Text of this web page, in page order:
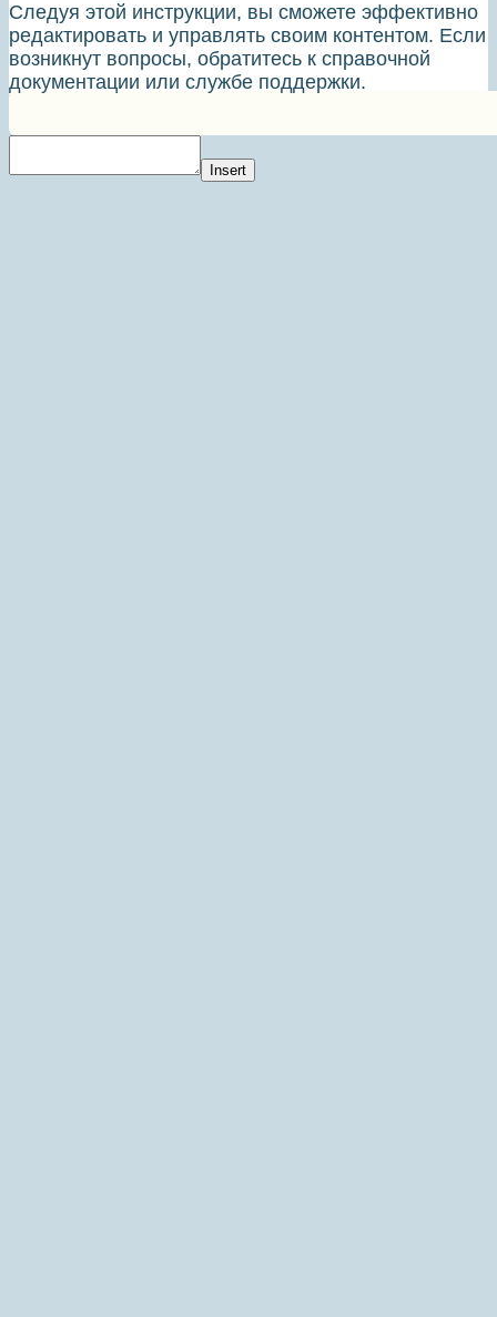
Следуя этой инструкции, вы сможете эффективно
редактировать и управлять своим контентом. Если
возникнут вопросы, обратитесь к справочной
документации или службе поддержки.
Insert